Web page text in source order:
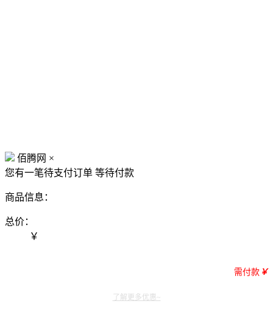
佰腾网 ×
您有一笔待支付订单 等待付款
商品信息：
总价：
￥
需付款 ￥
了解更多优惠~